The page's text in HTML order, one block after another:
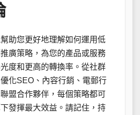
助您更好地理解如何運用低
廣策略，為您的產品或服務
度和更高的轉換率。從社群
化SEO、內容行銷、電郵行
盟合作夥伴，每個策略都可
發揮最大效益。請記住，持